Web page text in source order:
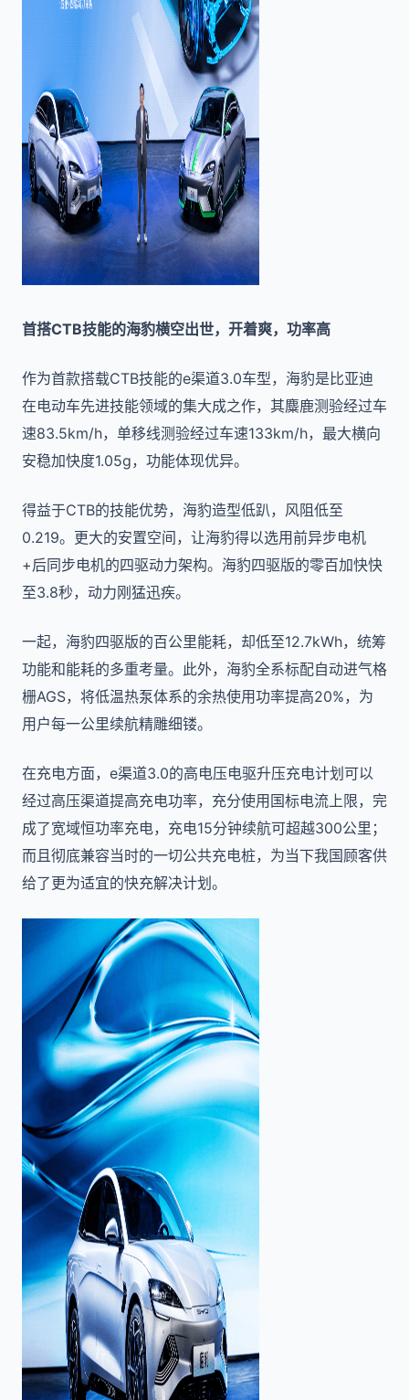
首搭CTB技能的海豹横空出世，开着爽，功率高
作为首款搭载CTB技能的e渠道3.0车型，海豹是比亚迪
在电动车先进技能领域的集大成之作，其麋鹿测验经过车
速83.5km/h，单移线测验经过车速133km/h，最大横向
安稳加快度1.05g，功能体现优异。
得益于CTB的技能优势，海豹造型低趴，风阻低至
0.219。更大的安置空间，让海豹得以选用前异步电机
+后同步电机的四驱动力架构。海豹四驱版的零百加快快
至3.8秒，动力刚猛迅疾。
一起，海豹四驱版的百公里能耗，却低至12.7kWh，统筹
功能和能耗的多重考量。此外，海豹全系标配自动进气格
栅AGS，将低温热泵体系的余热使用功率提高20%，为
用户每一公里续航精雕细镂。
在充电方面，e渠道3.0的高电压电驱升压充电计划可以
经过高压渠道提高充电功率，充分使用国标电流上限，完
成了宽域恒功率充电，充电15分钟续航可超越300公里；
而且彻底兼容当时的一切公共充电桩，为当下我国顾客供
给了更为适宜的快充解决计划。